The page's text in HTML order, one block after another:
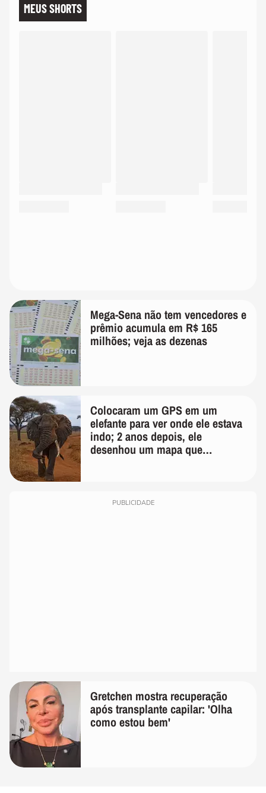
MEUS SHORTS
Mega-Sena não tem vencedores e
prêmio acumula em R$ 165
milhões; veja as dezenas
Colocaram um GPS em um
elefante para ver onde ele estava
indo; 2 anos depois, ele
desenhou um mapa que
PUBLICIDADE
Gretchen mostra recuperação
após transplante capilar: 'Olha
como estou bem'